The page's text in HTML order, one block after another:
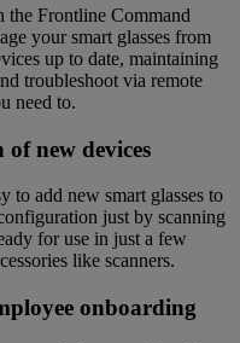
the Frontline Command
your smart glasses from
up to date, maintaining
troubleshoot via remote
need to.
new devices
to add new smart glasses to
just by scanning
for use in just a few
like scanners.
onboarding